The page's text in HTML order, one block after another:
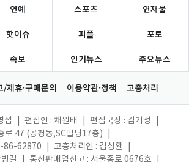
연예 스포츠 연재물
핫이슈 피플 포토
속보 인기뉴스 주요뉴스
/제휴·구매문의 이용약관·정책 고충처리
섭 편집인 : 채원배 편집국장 : 김기성
로 47 (공평동,SC빌딩17층)
86-62870
고충처리인 : 김성환
길
통신판매업신고 : 서울종로 0676호